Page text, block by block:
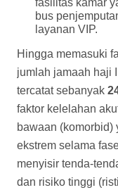
bus
layanan VIP.
Hingga memasuki
jumlah jamaah haji
tercatat sebanyak
faktor kelelahan
bawaan
ekstrem selama
menyisir tenda-
dan risiko tinggi